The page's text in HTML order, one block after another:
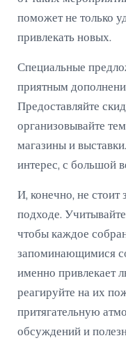
поможет не только
привлекать новых.
Специальные
приятным
Предоставляйте
организовывайте
магазины и
интерес, с большой
И, конечно, не стоит
подходе.
чтобы каждое
запоминающимися
именно привлекает
реагируйте на их
притягательную
обсуждений и